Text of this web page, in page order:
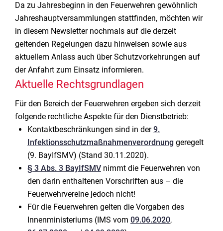
Da zu Jahresbeginn in den Feuerwehren gewöhnlich
Jahreshauptversammlungen stattfinden, möchten wir
in diesem Newsletter nochmals auf die derzeit
geltenden Regelungen dazu hinweisen sowie aus
aktuellem Anlass auch über Schutzvorkehrungen auf
der Anfahrt zum Einsatz informieren.
Aktuelle Rechtsgrundlagen
Für den Bereich der Feuerwehren ergeben sich derzeit
folgende rechtliche Aspekte für den Dienstbetrieb:
Kontaktbeschränkungen sind in der9.
Infektionsschutzmaßnahmenverordnung geregelt
(9. BayIfSMV) (Stand 30.11.2020).
§ 3 Abs. 3 BayIfSMV nimmt die Feuerwehren von
den darin enthaltenen Vorschriften aus – die
Feuerwehrvereine jedoch nicht!
Für die Feuerwehren gelten die Vorgaben des
Innenministeriums (IMS vom 09.06.2020,